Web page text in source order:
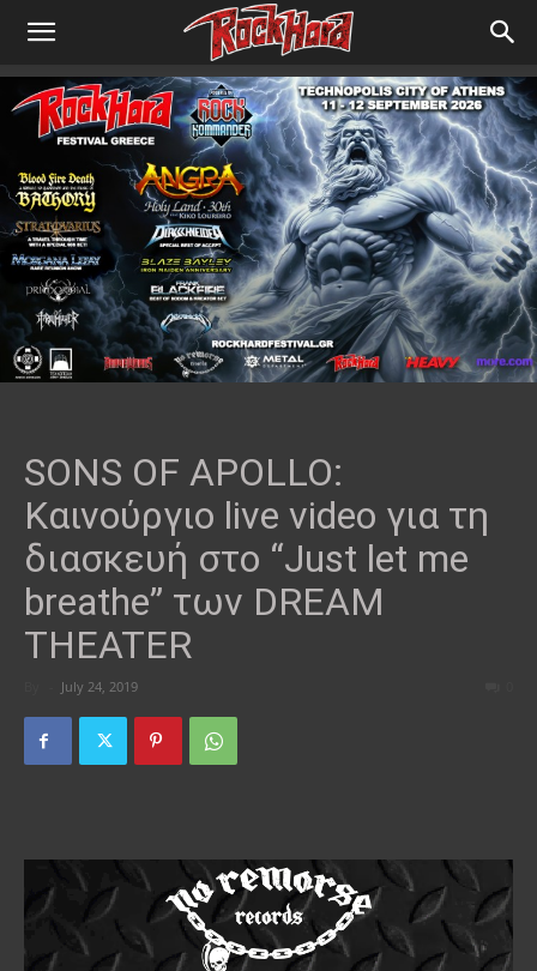
SONS OF APOLLO:
Καινούργιο live video για τη
διασκευή στο “Just let me
breathe” των DREAM
THEATER
July 24, 2019